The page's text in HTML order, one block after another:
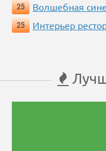
25
Волшебная
25
Интерьер